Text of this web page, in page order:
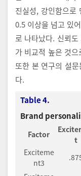
진실성, 강인함으로
0.5 이상을 넘고 있
로 나타났다. 신뢰
가 비교적 높은 것
또한 본 연구의 설
다.
Table 4.
Brand
Factor
t
Exciteme
nt3